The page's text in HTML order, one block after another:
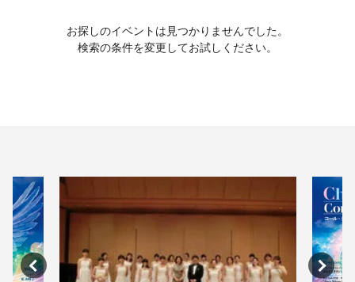
お探しのイベントは見つかりませんでした。
検索の条件を変更してお試しください。